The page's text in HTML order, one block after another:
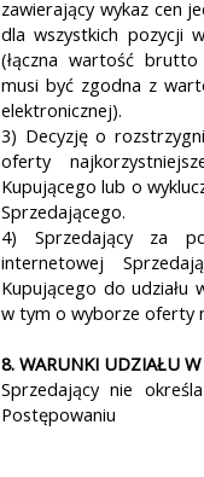
zawierający wykaz cen
dla wszystkich pozycji
(łączna wartość
musi być zgodna z
elektronicznej).
3) Decyzję o
oferty
Kupującego lub o
Sprzedającego.
4) Sprzedający za
internetowej
Kupującego do udziału
w tym o wyborze oferty
8. WARUNKI UDZIAŁU
Sprzedający nie
Postępowaniu